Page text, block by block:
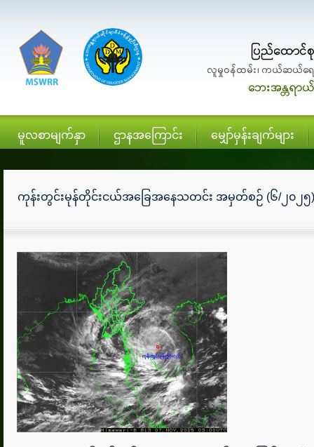
မူလစာမျက်နှာ ဌာနအကြောင်း မျှော်မှန်းချက်များ
ကုန်းတွင်းမုန်တိုင်းငယ်အခြေအနေသတင်း အမှတ်စဉ် (၆/၂၀၂၅)